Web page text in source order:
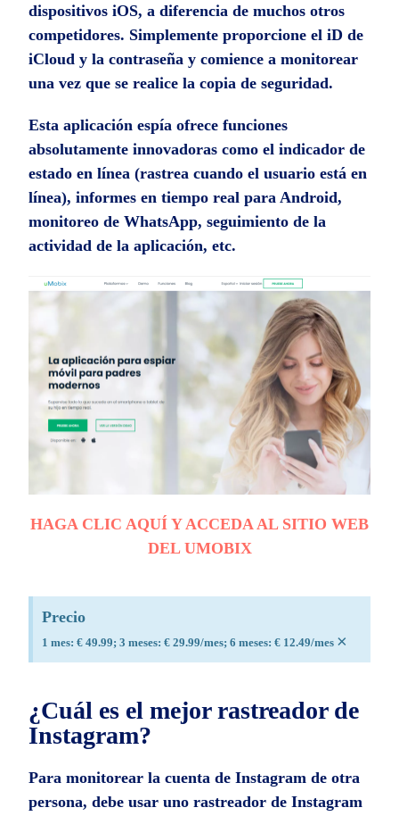
dispositivos iOS, a diferencia de muchos otros
competidores. Simplemente proporcione el iD de
iCloud y la contraseña y comience a monitorear
una vez que se realice la copia de seguridad.
Esta aplicación espía ofrece funciones
absolutamente innovadoras como el indicador de
estado en línea (rastrea cuando el usuario está en
línea), informes en tiempo real para Android,
monitoreo de WhatsApp, seguimiento de la
actividad de la aplicación, etc.
HAGA CLIC AQUÍ Y ACCEDA AL SITIO WEB
DEL UMOBIX
Precio
1 mes: € 49.99; 3 meses: € 29.99/mes; 6 meses: € 12.49/mes ×
¿Cuál es el mejor rastreador de
Instagram?
Para monitorear la cuenta de Instagram de otra
persona, debe usar uno rastreador de Instagram